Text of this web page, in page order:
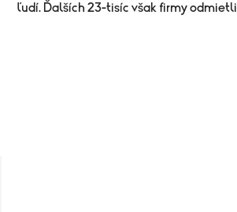
ľudí. Ďalších 23-tisíc však firmy odmietli